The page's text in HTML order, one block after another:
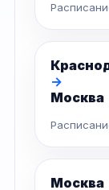
→
Москва
Москва